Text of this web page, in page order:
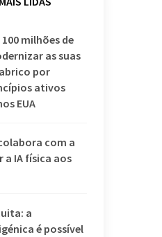
milhões de
as suas
por
ativos
EUA
com a
a IA física aos
a
é possível